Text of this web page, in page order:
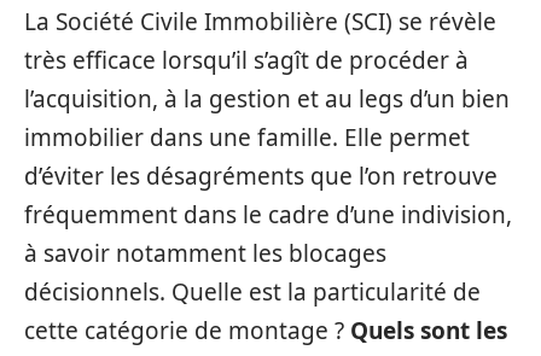
La Société Civile Immobilière (SCI) se révèle
très efficace lorsqu’il s’agît de procéder à
l’acquisition, à la gestion et au legs d’un bien
immobilier dans une famille. Elle permet
d’éviter les désagréments que l’on retrouve
fréquemment dans le cadre d’une indivision,
à savoir notamment les blocages
décisionnels. Quelle est la particularité de
cette catégorie de montage ? Quels sont les